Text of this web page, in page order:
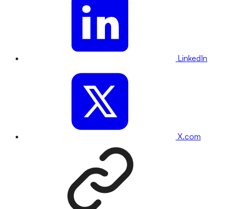
LinkedIn
X.com